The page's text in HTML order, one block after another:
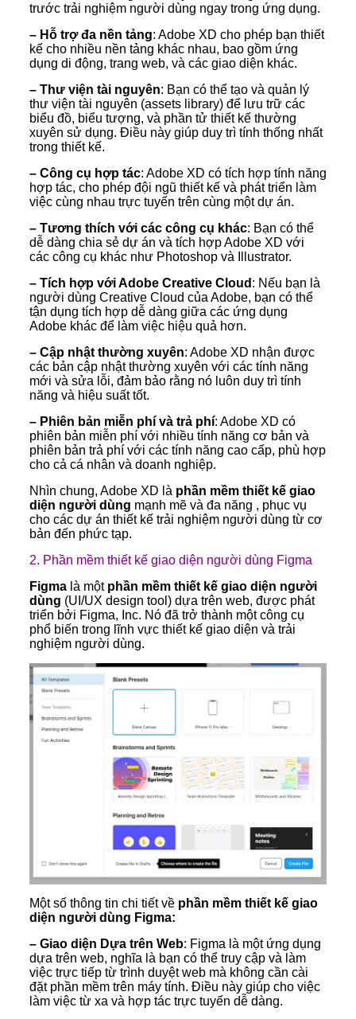
trước trải nghiệm người dùng ngay trong ứng dụng.
– Hỗ trợ đa nền tảng: Adobe XD cho phép bạn thiết
kế cho nhiều nền tảng khác nhau, bao gồm ứng
dụng di động, trang web, và các giao diện khác.
– Thư viện tài nguyên: Bạn có thể tạo và quản lý
thư viện tài nguyên (assets library) để lưu trữ các
biểu đồ, biểu tượng, và phần tử thiết kế thường
xuyên sử dụng. Điều này giúp duy trì tính thống nhất
trong thiết kế.
– Công cụ hợp tác: Adobe XD có tích hợp tính năng
hợp tác, cho phép đội ngũ thiết kế và phát triển làm
việc cùng nhau trực tuyến trên cùng một dự án.
– Tương thích với các công cụ khác: Bạn có thể
dễ dàng chia sẻ dự án và tích hợp Adobe XD với
các công cụ khác như Photoshop và Illustrator.
– Tích hợp với Adobe Creative Cloud : Nếu bạn là
người dùng Creative Cloud của Adobe, bạn có thể
tận dụng tích hợp dễ dàng giữa các ứng dụng
Adobe khác để làm việc hiệu quả hơn.
– Cập nhật thường xuyên: Adobe XD nhận được
các bản cập nhật thường xuyên với các tính năng
mới và sửa lỗi, đảm bảo rằng nó luôn duy trì tính
năng và hiệu suất tốt.
– Phiên bản miễn phí và trả phí: Adobe XD có
phiên bản miễn phí với nhiều tính năng cơ bản và
phiên bản trả phí với các tính năng cao cấp, phù hợp
cho cả cá nhân và doanh nghiệp.
Nhìn chung, Adobe XD là phần mềm thiết kế giao
diện người dùng mạnh mẽ và đa năng , phục vụ
cho các dự án thiết kế trải nghiệm người dùng từ cơ
bản đến phức tạp.
2. Phần mềm thiết kế giao diện người dùng Figma
Figmalà một phần mềm thiết kế giao diện người
dùng (UI/UX design tool) dựa trên web, được phát
triển bởi Figma, Inc. Nó đã trở thành một công cụ
phổ biến trong lĩnh vực thiết kế giao diện và trải
nghiệm người dùng.
Một số thông tin chi tiết vềphần mềm thiết kế giao
diện người dùng Figma:
– Giao diện Dựa trên Web: Figma là một ứng dụng
dựa trên web, nghĩa là bạn có thể truy cập và làm
việc trực tiếp từ trình duyệt web mà không cần cài
đặt phần mềm trên máy tính. Điều này giúp cho việc
làm việc từ xa và hợp tác trực tuyến dễ dàng.